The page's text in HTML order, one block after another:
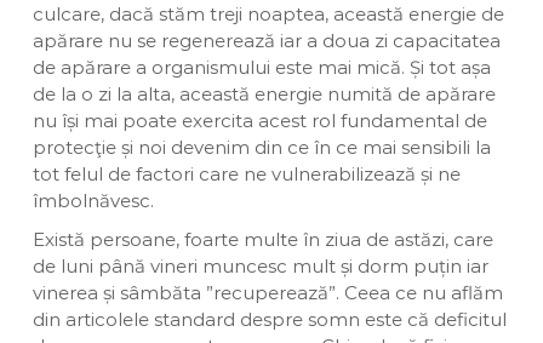
culcare, dacă stăm treji noaptea, această energie de
apărare nu se regenerează iar a doua zi capacitatea
de apărare a organismului este mai mică. Și tot așa
de la o zi la alta, această energie numită de apărare
nu își mai poate exercita acest rol fundamental de
protecţie și noi devenim din ce în ce mai sensibili la
tot felul de factori care ne vulnerabilizează și ne
îmbolnăvesc.
Există persoane, foarte multe în ziua de astăzi, care
de luni până vineri muncesc mult și dorm puțin iar
vinerea și sâmbăta ”recuperează”. Ceea ce nu aflăm
din articolele standard despre somn este că deficitul